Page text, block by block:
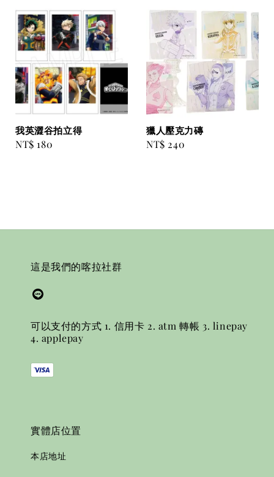
我英澀谷拍立得
Regular
NT$ 180
獵人壓克力磚
Regular
NT$ 240
這是我們的喀拉社群
可以支付的方式 1. 信用卡 2. atm 轉帳 3. linepay
4. applepay
實體店位置
本店地址